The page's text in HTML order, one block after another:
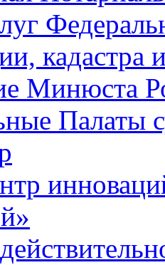
кадастра
Минюста
Палаты